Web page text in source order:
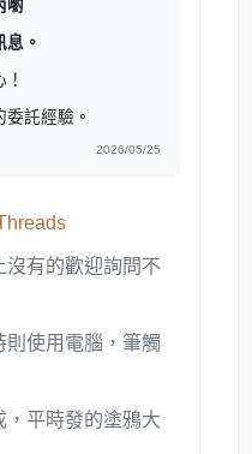
喲
。
託經驗。
2026/05/25
有的歡迎詢問不
則使用電腦，筆觸
，平時發的塗鴉大